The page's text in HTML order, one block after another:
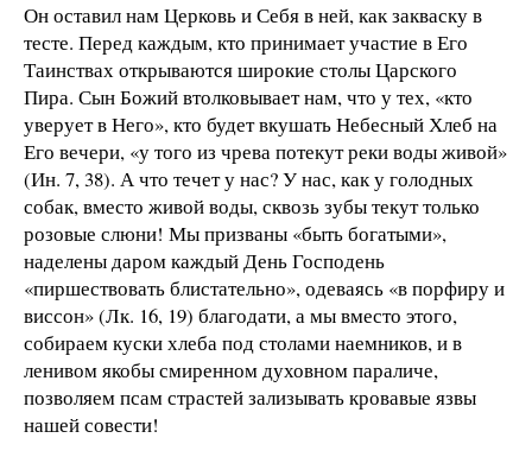
Он оставил нам Церковь и Себя в ней, как закваску в
тесте. Перед каждым, кто принимает участие в Его
Таинствах открываются широкие столы Царского
Пира. Сын Божий втолковывает нам, что у тех, «кто
уверует в Него», кто будет вкушать Небесный Хлеб на
Его вечери, «у того из чрева потекут реки воды живой»
(Ин. 7, 38). А что течет у нас? У нас, как у голодных
собак, вместо живой воды, сквозь зубы текут только
розовые слюни! Мы призваны «быть богатыми»,
наделены даром каждый День Господень
«пиршествовать блистательно», одеваясь «в порфиру и
виссон» (Лк. 16, 19) благодати, а мы вместо этого,
собираем куски хлеба под столами наемников, и в
ленивом якобы смиренном духовном параличе,
позволяем псам страстей зализывать кровавые язвы
нашей совести!